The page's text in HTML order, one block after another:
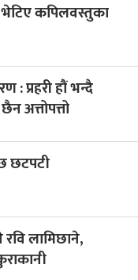
कपिलवस्तुका
प्रहरी हौं भन्दै
अत्तोपत्तो
छटपटी
रवि लामिछाने,